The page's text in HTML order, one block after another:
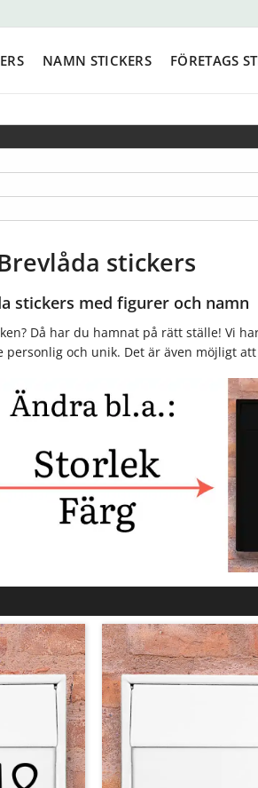
NAMN STICKERS FÖRETAGS
stickers
stickers med figurer och namn
Då har du hamnat på rätt ställe! Vi
och unik. Det är även möjligt